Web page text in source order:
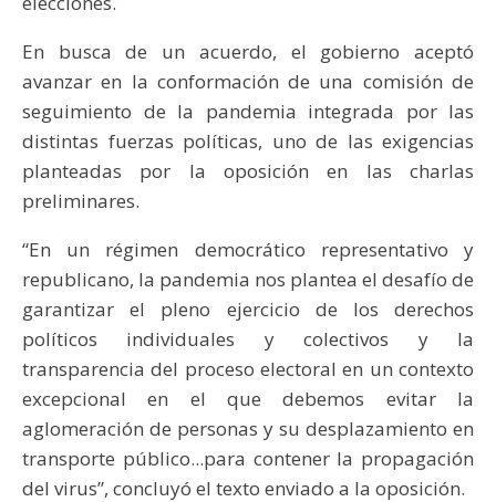
En busca de un acuerdo, el gobierno aceptó
avanzar en la conformación de una comisión de
seguimiento de la pandemia integrada por las
distintas fuerzas políticas, uno de las exigencias
planteadas por la oposición en las charlas
preliminares.
“En un régimen democrático representativo y
republicano, la pandemia nos plantea el desafío de
garantizar el pleno ejercicio de los derechos
políticos individuales y colectivos y la
transparencia del proceso electoral en un contexto
excepcional en el que debemos evitar la
aglomeración de personas y su desplazamiento en
transporte público...para contener la propagación
del virus”, concluyó el texto enviado a la oposición.